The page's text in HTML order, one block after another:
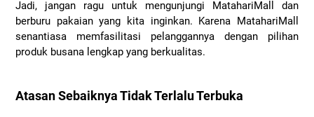
Jadi, jangan ragu untuk mengunjungi MatahariMall dan
berburu pakaian yang kita inginkan. Karena MatahariMall
senantiasa memfasilitasi pelanggannya dengan pilihan
produk busana lengkap yang berkualitas.
Atasan Sebaiknya Tidak Terlalu Terbuka